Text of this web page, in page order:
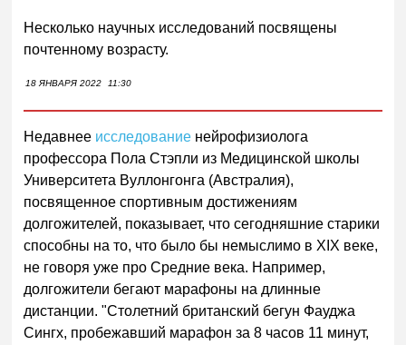
Несколько научных исследований посвящены
почтенному возрасту.
18 ЯНВАРЯ 2022 11:30
Недавнее исследование нейрофизиолога
профессора Пола Стэпли из Медицинской школы
Университета Вуллонгонга (Австралия),
посвященное спортивным достижениям
долгожителей, показывает, что сегодняшние старики
способны на то, что было бы немыслимо в XIX веке,
не говоря уже про Средние века. Например,
долгожители бегают марафоны на длинные
дистанции. "Столетний британский бегун Фауджа
Сингх, пробежавший марафон за 8 часов 11 минут,